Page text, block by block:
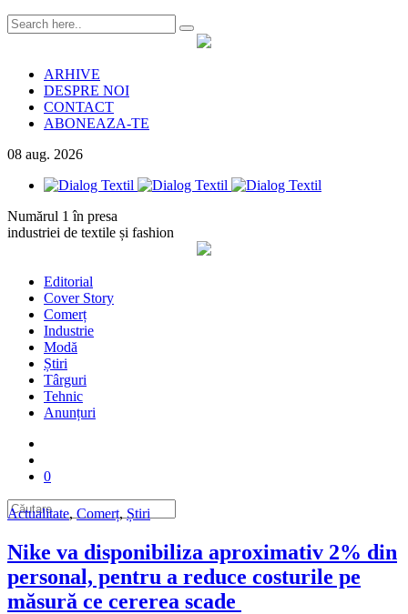
ARHIVE
DESPRE NOI
CONTACT
ABONEAZA-TE
08 aug. 2026
Numărul 1 în presa
industriei de textile și fashion
Editorial
Cover Story
Comerț
Industrie
Modă
Știri
Târguri
Tehnic
Anunțuri
0
Actualitate, Comerț, Știri
Nike va disponibiliza aproximativ 2% din
personal, pentru a reduce costurile pe
măsură ce cererea scade